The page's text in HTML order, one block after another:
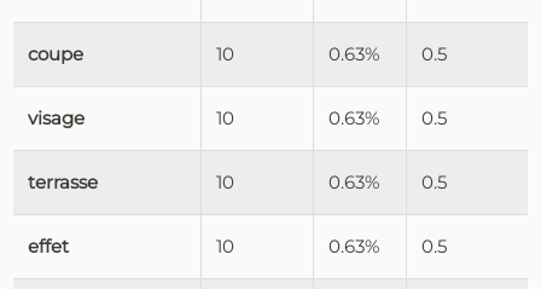
coupe 10 0.63% 0.5
visage 10 0.63% 0.5
terrasse 10 0.63% 0.5
effet 10 0.63% 0.5